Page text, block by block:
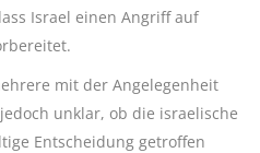
Israel einen Angriff auf
mit der Angelegenheit
unklar, ob die israelische
Entscheidung getroffen